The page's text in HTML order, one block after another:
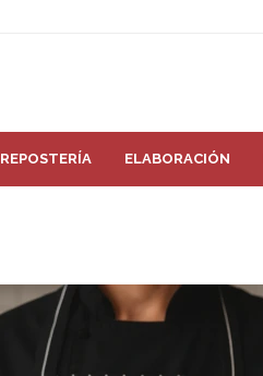
REPOSTERÍA ELABORACIÓN